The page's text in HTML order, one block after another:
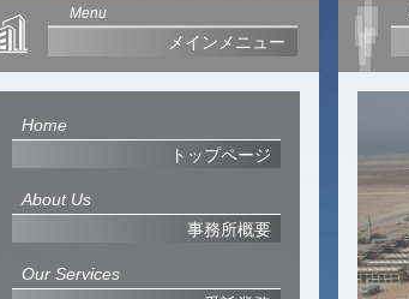
Menu
メインメニュー
Home
トップページ
About Us
事務所概要
Our Services